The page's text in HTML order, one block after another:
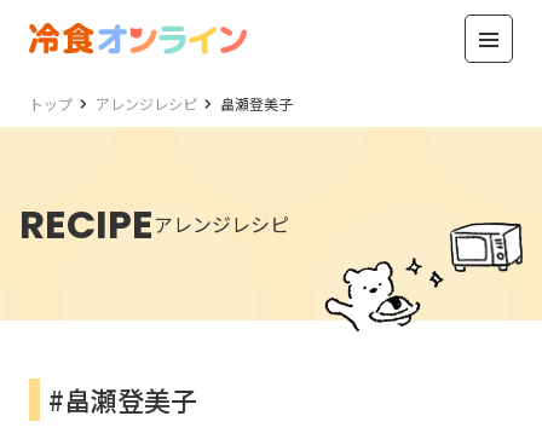
トップ アレンジレシピ 畠瀬登美子
RECIPEアレンジレシピ
#畠瀬登美子